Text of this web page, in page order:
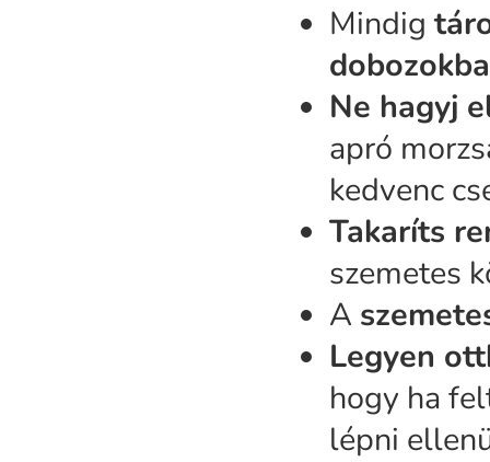
Mindig
Ne hagyj
apró
kedvenc
Takaríts
szemetes
A
Legyen
hogy ha
lépni